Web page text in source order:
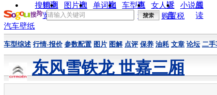
销商
询
比
惠
诉
展
搜狗浏
览器
图片欣
赏
单词翻
车型查
询
女人宝
典
小说阅
读
购置税
汽车壁纸
车型综述 行情-报价 参数配置 图片 图解 点评 保养 油耗 文章 论坛 二手
东风雪铁龙 世嘉三厢